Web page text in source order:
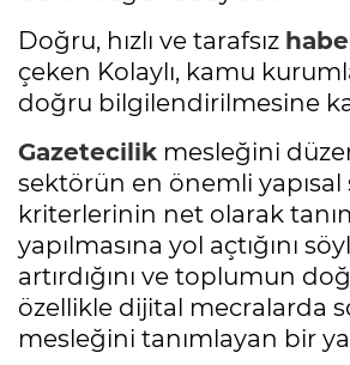
Doğru, hızlı ve tarafsız
çeken Kolaylı, kamu
doğru bilgilendirilmesine
Gazetecilik mesleğini
sektörün en önemli
kriterlerinin net olarak
yapılmasına yol açtığını
artırdığını ve toplumun
özellikle dijital mecralarda
mesleğini tanımlayan bir